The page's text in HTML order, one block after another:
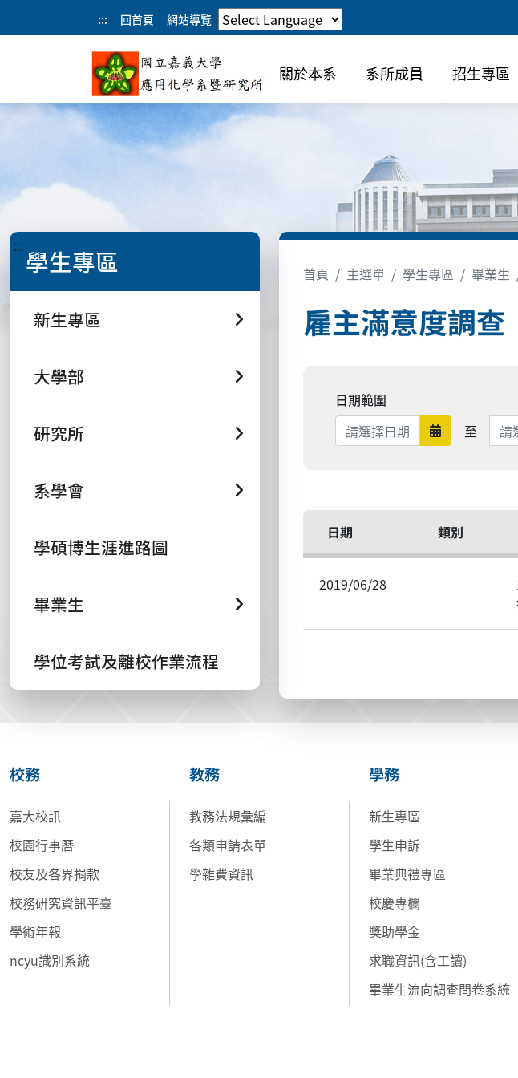
::: 回首頁 網站導覽
關於本系 系所成員 招生專區
::: 學生專區
新生專區
大學部
研究所
系學會
學碩博生涯進路圖
畢業生
學位考試及離校作業流程
首頁 主選單 學生專區 畢業生
雇主滿意度調查
日期範圍
日期範圍開始
至 日
日期 類別
2019/06/28
校務
嘉大校訊
校園行事曆
校友及各界捐款
校務研究資訊平臺
學術年報
ncyu識別系統
教務
教務法規彙編
各類申請表單
學雜費資訊
學務
新生專區
學生申訴
畢業典禮專區
校慶專欄
獎助學金
求職資訊(含工讀)
畢業生流向調查問卷系統